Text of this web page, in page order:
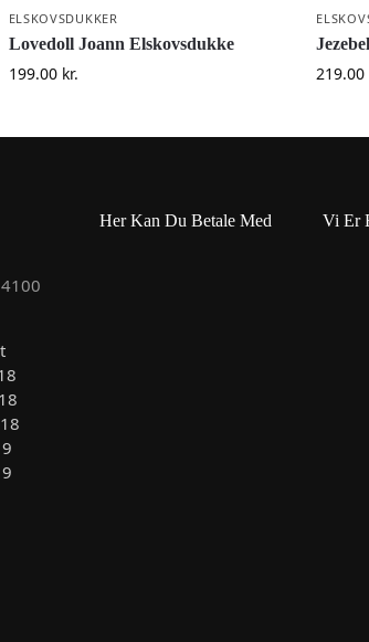
ELSKOVSDUKKER
Lovedoll Joann Elskovsdukke
199.00 kr. 219.00
Her Kan Du Betale Med Vi Er